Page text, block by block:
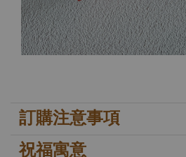
訂購注意事項
祝福寓意